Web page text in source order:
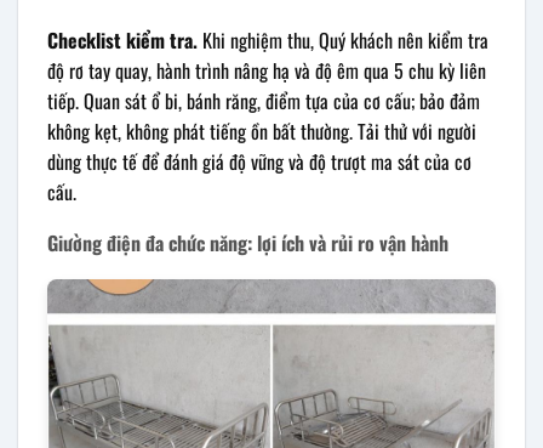
Checklist kiểm tra. Khi nghiệm thu, Quý khách nên kiểm tra
độ rơ tay quay, hành trình nâng hạ và độ êm qua 5 chu kỳ liên
tiếp. Quan sát ổ bi, bánh răng, điểm tựa của cơ cấu; bảo đảm
không kẹt, không phát tiếng ồn bất thường. Tải thử với người
dùng thực tế để đánh giá độ vững và độ trượt ma sát của cơ
cấu.
Giường điện đa chức năng: lợi ích và rủi ro vận hành